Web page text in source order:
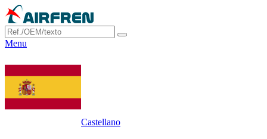
Menu
Castellano